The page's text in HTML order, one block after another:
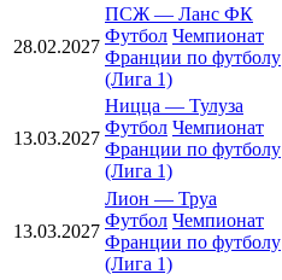
28.02.2027
ПСЖ — Ланс ФК
Футбол Чемпионат
Франции по футболу
(Лига 1)
13.03.2027
Ницца — Тулуза
Футбол Чемпионат
Франции по футболу
(Лига 1)
13.03.2027
Лион — Труа
Футбол Чемпионат
Франции по футболу
(Лига 1)